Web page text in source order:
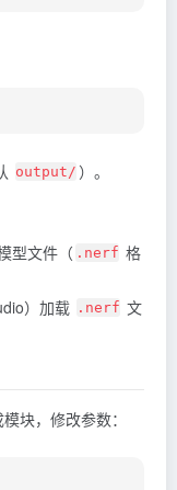
output/ ）。
型文件（ .nerf 格
）加载 .nerf 文
块，修改参数：